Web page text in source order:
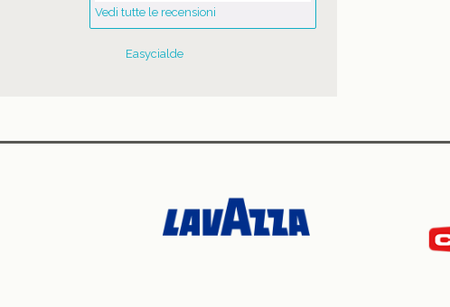
Vedi tutte le recensioni
Easycialde